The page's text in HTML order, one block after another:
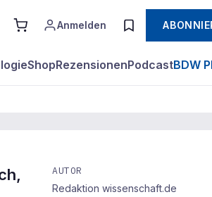
Anmelden
ShopRezensionenPodcastBDW
AUTOR
Redaktion wissenschaft.de